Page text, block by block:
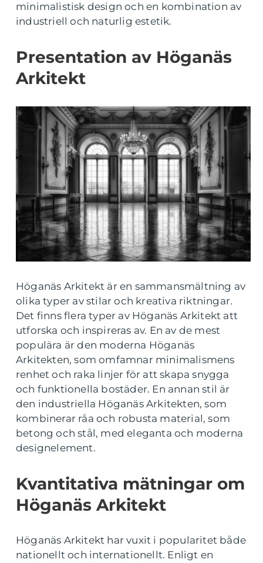
minimalistisk design och en kombination av
industriell och naturlig estetik.
Presentation av Höganäs
Arkitekt
Höganäs Arkitekt är en sammansmältning av
olika typer av stilar och kreativa riktningar.
Det finns flera typer av Höganäs Arkitekt att
utforska och inspireras av. En av de mest
populära är den moderna Höganäs
Arkitekten, som omfamnar minimalismens
renhet och raka linjer för att skapa snygga
och funktionella bostäder. En annan stil är
den industriella Höganäs Arkitekten, som
kombinerar råa och robusta material, som
betong och stål, med eleganta och moderna
designelement.
Kvantitativa mätningar om
Höganäs Arkitekt
Höganäs Arkitekt har vuxit i popularitet både
nationellt och internationellt. Enligt en